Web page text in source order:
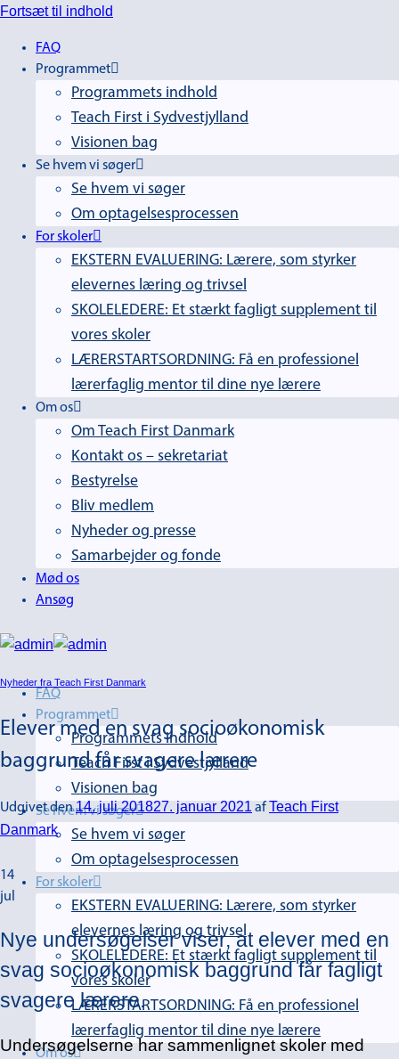
Fortsæt til indhold
FAQ
Programmet
Programmets indhold
Teach First i Sydvestjylland
Visionen bag
Se hvem vi søger
Se hvem vi søger
Om optagelsesprocessen
For skoler
EKSTERN EVALUERING: Lærere, som styrker
elevernes læring og trivsel
SKOLELEDERE: Et stærkt fagligt supplement til
vores skoler
LÆRERSTARTSORDNING: Få en professionel
lærerfaglig mentor til dine nye lærere
Om os
Om Teach First Danmark
Kontakt os – sekretariat
Bestyrelse
Bliv medlem
Nyheder og presse
Samarbejder og fonde
Mød os
Ansøg
FAQ
Programmet
Programmets indhold
Teach First i Sydvestjylland
Visionen bag
Se hvem vi søger
Se hvem vi søger
Om optagelsesprocessen
For skoler
EKSTERN EVALUERING: Lærere, som styrker
elevernes læring og trivsel
SKOLELEDERE: Et stærkt fagligt supplement til
vores skoler
LÆRERSTARTSORDNING: Få en professionel
lærerfaglig mentor til dine nye lærere
Om os
Nyheder fra Teach First Danmark
Elever med en svag socioøkonomisk
baggrund får svagere lærere
Udgivet den14. juli 201827. januar 2021afTeach First
Danmark
14
jul
Nye undersøgelser viser, at elever med en
svag socioøkonomisk baggrund får fagligt
svagere lærere.
Undersøgelserne har sammenlignet skoler med